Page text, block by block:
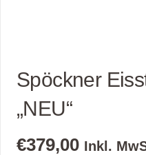
Spöckner
„NEU“
€379,00 Inkl.